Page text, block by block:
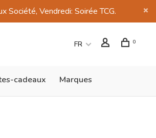
Vendredi: Soirée TCG.
FR 0
cadeaux Marques